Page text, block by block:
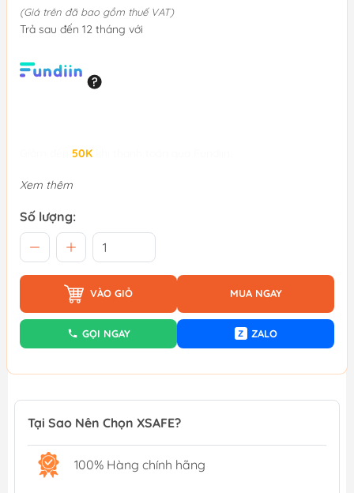
(Giá trên đã bao gồm thuế VAT)
Trả sau đến 12 tháng với
50K
Xem thêm
Số lượng:
VÀO GIỎ MUA NGAY
GỌI NGAY Z ZALO
Tại Sao Nên Chọn XSAFE?
100% Hàng chính hãng